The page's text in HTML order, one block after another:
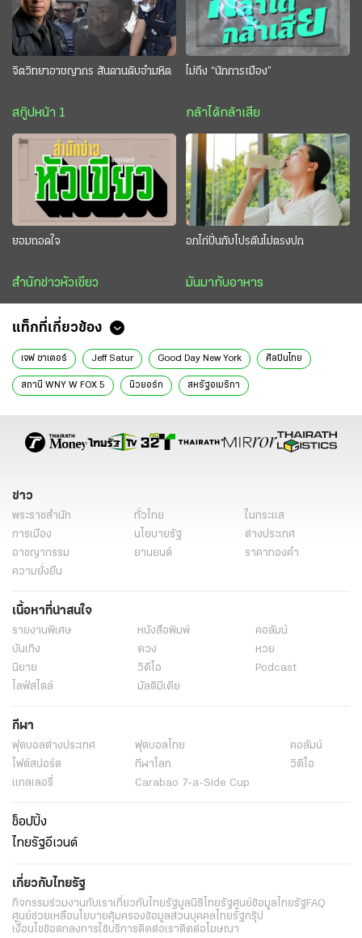
จิตวิทยาอาชญากร สันดานดิบอำมหิต
สกู๊ปหน้า 1
ไม่ถึง “นักการเมือง”
กล้าได้กล้าเสีย
ยอมถอดใจ
สำนักข่าวหัวเขียว
อกไก่ปั่นกับโปรตีนไม่ตรงปก
มันมากับอาหาร
แท็กที่เกี่ยวข้อง
เจฟ ซาเตอร์ Jeff Satur Good Day New York ศิลปินไทย
สถานี WNY W FOX 5 นิวยอร์ก สหรัฐอเมริกา
ข่าวไทยรัฐ
ข่าว
พระราชสำนัก ทั่วไทย
ในกระแส
การเมือง
นโยบายรัฐ
ต่างประเทศ
อาชญากรรม
ยานยนต์
ราคาทองคำ
ความยั่งยืน
เนื้อหาที่น่าสนใจ
รายงานพิเศษ หนังสือพิมพ์
คอลัมน์
บันเทิง
ดวง
หวย
นิยาย
วิดีโอ
Podcast
ไลฟ์สไตล์
มัลติมีเดีย
กีฬา
ฟุตบอลต่่างประเทศ ฟุตบอลไทย
คอลัมน์
ไฟต์สปอร์ต
กีฬาโลก
วิดีโอ
แกลเลอรี่
Carabao 7-a-Side Cup
ช็อปปิ้ง
ไทยรัฐอีเวนต์
เกี่ยวกับไทยรัฐ
กิจกรรมร่วมงานกับเราเกี่ยวกับไทยรัฐมูลนิธิไทยรัฐศูนย์ข้อมูลไทยรัฐFAQ
ศูนย์ช่วยเหลือนโยบายคุ้มครองข้อมูลส่วนบุคคลไทยรัฐกรุ๊ป
เงื่อนไขข้อตกลงการใช้บริการติดต่อเราติดต่อโฆษณา